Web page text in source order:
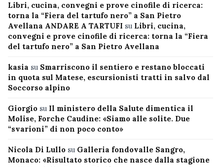
Libri, cucina, convegni e prove cinofile di ricerca:
torna la “Fiera del tartufo nero” a San Pietro
Avellana ANDARE A TARTUFI su Libri, cucina,
convegni e prove cinofile di ricerca: torna la “Fiera
del tartufo nero” a San Pietro Avellana
kasia su Smarriscono il sentiero e restano bloccati
in quota sul Matese, escursionisti tratti in salvo dal
Soccorso alpino
Giorgio su Il ministero della Salute dimentica il
Molise, Forche Caudine: «Siamo alle solite. Due
“svarioni” di non poco conto»
Nicola Di Lullo su Galleria fondovalle Sangro,
Monaco: «Risultato storico che nasce dalla stagione